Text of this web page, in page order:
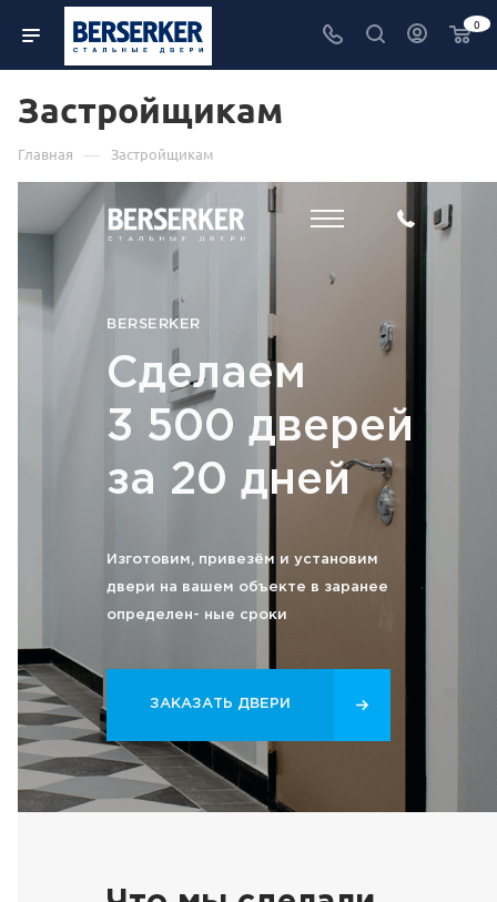
0
Застройщикам
Главная — Застройщикам
Сделаем
3 500 дверей
за 20 дней
BERSERKER
Изготовим, привезём и установим
двери на вашем объекте в заранее
определен- ные сроки
ЗАКАЗАТЬ ДВЕРИ